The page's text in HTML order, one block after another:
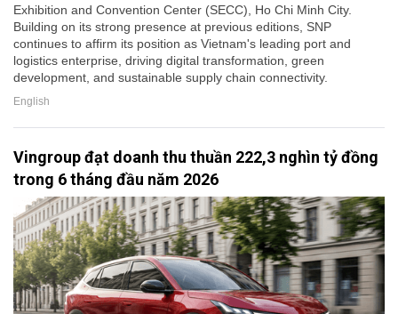
Exhibition and Convention Center (SECC), Ho Chi Minh City.
Building on its strong presence at previous editions, SNP
continues to affirm its position as Vietnam's leading port and
logistics enterprise, driving digital transformation, green
development, and sustainable supply chain connectivity.
English
Vingroup đạt doanh thu thuần 222,3 nghìn tỷ đồng
trong 6 tháng đầu năm 2026